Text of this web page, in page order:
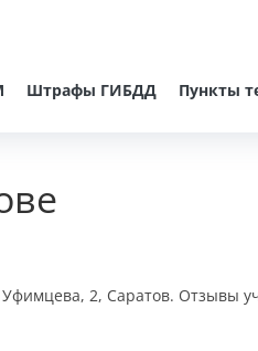
Штрафы ГИБДД Пункты
2, Саратов. Отзывы